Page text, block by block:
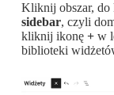
Kliknij obszar, do
sidebar, czyli
kliknij ikonę + w
biblioteki